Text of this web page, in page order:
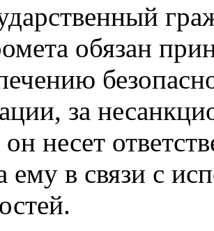
обязан
за
несет
ему в связи с